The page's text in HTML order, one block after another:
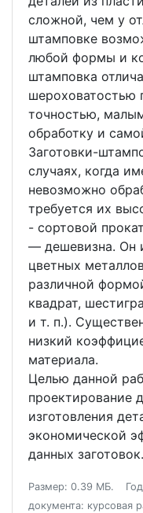
сложной, чем у
штамповке
любой формы и
штамповка
шероховатостью
точностью,
обработку и
Заготовки-
случаях, когда
невозможно
требуется их
- сортовой
— дешевизна. Он
цветных
различной
квадрат,
и т. п.).
низкий
материала.
Целью данной
проектирование
изготовления
экономической
данных заготовок.
Размер: 0.39 МБ.
документа: курсовая